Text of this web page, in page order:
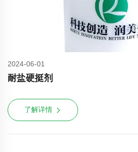
2024-06-01
耐盐硬挺剂
了解详情